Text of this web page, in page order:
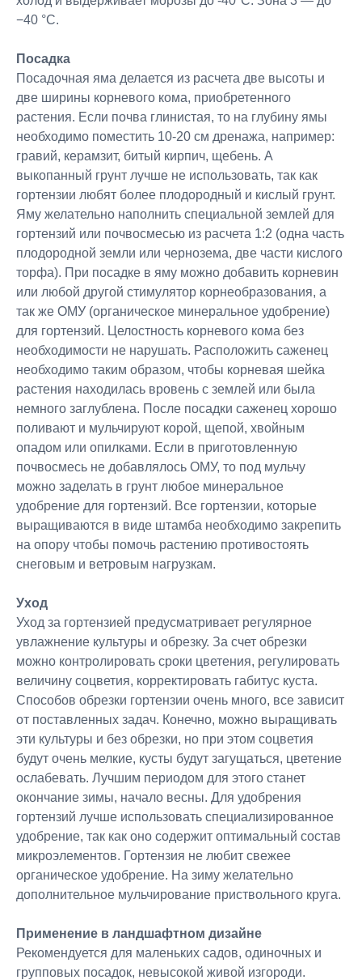
−40 °C.
Посадка
Посадочная яма делается из расчета две высоты и
две ширины корневого кома, приобретенного
растения. Если почва глинистая, то на глубину ямы
необходимо поместить 10-20 см дренажа, например:
гравий, керамзит, битый кирпич, щебень. А
выкопанный грунт лучше не использовать, так как
гортензии любят более плодородный и кислый грунт.
Яму желательно наполнить специальной землей для
гортензий или почвосмесью из расчета 1:2 (одна часть
плодородной земли или чернозема, две части кислого
торфа). При посадке в яму можно добавить корневин
или любой другой стимулятор корнеобразования, а
так же ОМУ (органическое минеральное удобрение)
для гортензий. Целостность корневого кома без
необходимости не нарушать. Расположить саженец
необходимо таким образом, чтобы корневая шейка
растения находилась вровень с землей или была
немного заглублена. После посадки саженец хорошо
поливают и мульчируют корой, щепой, хвойным
опадом или опилками. Если в приготовленную
почвосмесь не добавлялось ОМУ, то под мульчу
можно заделать в грунт любое минеральное
удобрение для гортензий. Все гортензии, которые
выращиваются в виде штамба необходимо закрепить
на опору чтобы помочь растению противостоять
снеговым и ветровым нагрузкам.
Уход
Уход за гортензией предусматривает регулярное
увлажнение культуры и обрезку. За счет обрезки
можно контролировать сроки цветения, регулировать
величину соцветия, корректировать габитус куста.
Способов обрезки гортензии очень много, все зависит
от поставленных задач. Конечно, можно выращивать
эти культуры и без обрезки, но при этом соцветия
будут очень мелкие, кусты будут загущаться, цветение
ослабевать. Лучшим периодом для этого станет
окончание зимы, начало весны. Для удобрения
гортензий лучше использовать специализированное
удобрение, так как оно содержит оптимальный состав
микроэлементов. Гортензия не любит свежее
органическое удобрение. На зиму желательно
дополнительное мульчирование приствольного круга.
Применение в ландшафтном дизайне
Рекомендуется для маленьких садов, одиночных и
групповых посадок, невысокой живой изгороди.